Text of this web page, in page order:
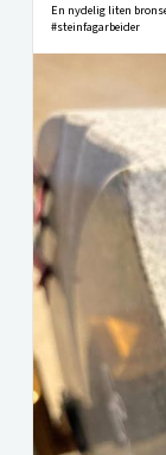
En nydelig liten
#steinfagarbeider